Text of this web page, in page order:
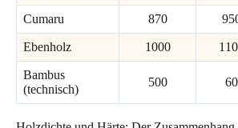
Cumaru 870
Ebenholz 1000
Bambus
(technisch)
500